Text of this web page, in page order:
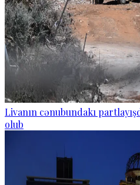
Livanın cənubundakı
olub